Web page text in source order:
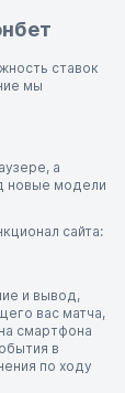
ставок
мы
а
новые модели
сайта:
и вывод,
вас матча,
смартфона
в
по ходу